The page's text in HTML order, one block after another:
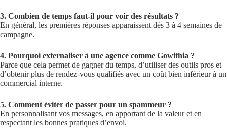
3. Combien de temps faut-il pour voir des résultats ?
En général, les premières réponses apparaissent dès 3 à 4 semaines de
campagne.
4. Pourquoi externaliser à une agence comme Gowithia ?
Parce que cela permet de gagner du temps, d’utiliser des outils pros et
d’obtenir plus de rendez-vous qualifiés avec un coût bien inférieur à un
commercial interne.
5. Comment éviter de passer pour un spammeur ?
En personnalisant vos messages, en apportant de la valeur et en
respectant les bonnes pratiques d’envoi.